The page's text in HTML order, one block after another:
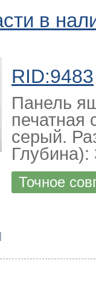
в
RID:9483
Панель
печатная
серый.
Глубина):
Точное